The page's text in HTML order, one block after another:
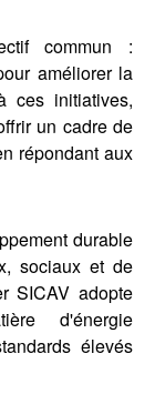
commun :
améliorer la
ces initiatives,
un cadre de
répondant aux
durable
sociaux et de
SICAV adopte
d'énergie
élevés